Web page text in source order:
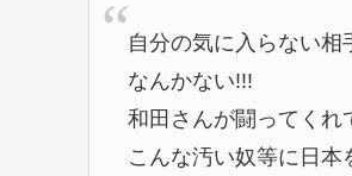
自分の気に入らない
なんかない!!!
和田さんが闘ってくれ
こんな汚い奴等に日本